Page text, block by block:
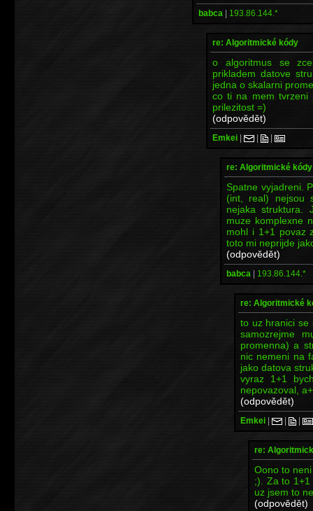
babca | 193.86.144.*
re: Algoritmické kódy
o algoritmus se
prikladem datove
jedna o skalarni
co ti na mem tvrzeni
prilezitost =)
(odpovědět)
Emkei | | |
re: Algoritmické kódy
Spatne vyjadreni.
(int, real) nejsou
nejaka struktura.
muze komplexne
mohl i 1+1 povaz
toto mi neprijde
(odpovědět)
babca | 193.86.144.*
re: Algoritmické
to uz hranici se
samozrejme
promenna) a
nic nemeni na
jako datova
vyraz 1+1
nepovazoval,
(odpovědět)
Emkei | | |
re:
Oono to
;). Za to 1+1
uz jsem to
(odpovědět)